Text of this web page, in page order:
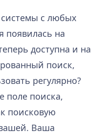
с любых
появилась на
доступна и на
поиск,
регулярно?
поле поиска,
поисковую
Ваша